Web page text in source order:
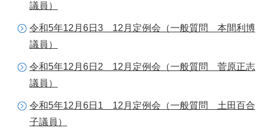
議員）
令和5年12月6日3 12月定例会（一般質問 本間利博
議員）
令和5年12月6日2 12月定例会（一般質問 菅原正志
議員）
令和5年12月6日1 12月定例会（一般質問 土田百合
子議員）